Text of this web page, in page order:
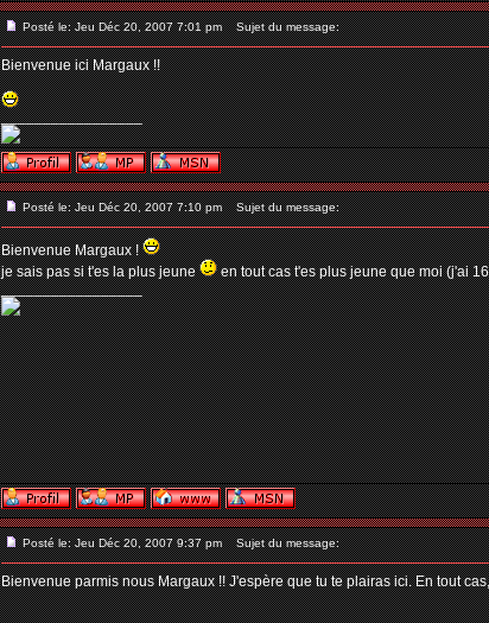
Posté le: Jeu Déc 20, 2007 7:01 pm Sujet du message:
Bienvenue ici Margaux !!
_________________
Posté le: Jeu Déc 20, 2007 7:10 pm Sujet du message:
Bienvenue Margaux !
je sais pas si t'es la plus jeune
en tout cas t'es plus jeune que moi (j'ai
_________________
Posté le: Jeu Déc 20, 2007 9:37 pm Sujet du message:
Bienvenue parmis nous Margaux !! J'espère que tu te plairas ici. En tout